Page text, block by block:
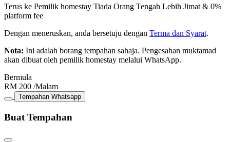
Terus ke Pemilik homestay Tiada Orang Tengah Lebih Jimat & 0%
platform fee
Dengan meneruskan, anda bersetuju dengan Terma dan Syarat.
Nota: Ini adalah borang tempahan sahaja. Pengesahan muktamad
akan dibuat oleh pemilik homestay melalui WhatsApp.
Bermula
RM 200 /Malam
Tempahan Whatsapp
Buat Tempahan